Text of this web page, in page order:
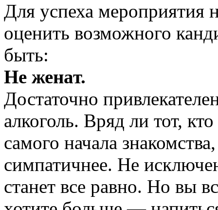
Для успеха мероприятия
оценить возможного
быть:
Не женат.
Достаточно
алкоголь. Вряд ли тот,
самого начала
симпатичнее. Не
станет все равно. Но вы